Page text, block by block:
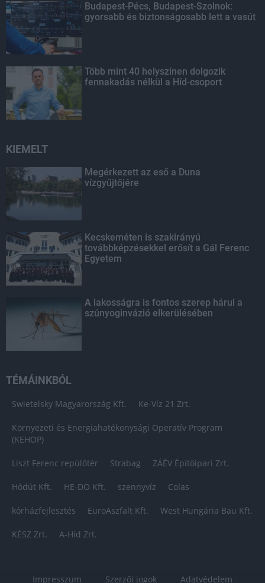
Budapest-Pécs, Budapest-Szolnok:
gyorsabb és biztonságosabb lett a vasút
Több mint 40 helyszínen dolgozik
fennakadás nélkül a Híd-csoport
KIEMELT
Megérkezett az eső a Duna
vízgyűjtőjére
Kecskeméten is szakirányú
továbbképzésekkel erősít a Gál Ferenc
Egyetem
A lakosságra is fontos szerep hárul a
szúnyoginvázió elkerülésében
TÉMÁINKBÓL
Swietelsky Magyarország Kft. Ke-Víz 21 Zrt.
Környezeti és Energiahatékonysági Operatív Program
(KEHOP)
Liszt Ferenc repülőtér Strabag ZÁÉV Építőipari Zrt.
Hódút Kft. HE-DO Kft. szennyvíz Colas
kórházfejlesztés EuroAszfalt Kft. West Hungária Bau Kft.
KÉSZ Zrt. A-Híd Zrt.
Impresszum Szerzői jogok Adatvédelem